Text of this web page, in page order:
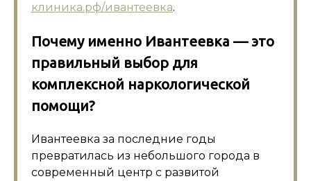
клиника.рф/ивантеевка.
Почему именно Ивантеевка — это
правильный выбор для
комплексной наркологической
помощи?
Ивантеевка за последние годы
превратилась из небольшого города в
современный центр с развитой